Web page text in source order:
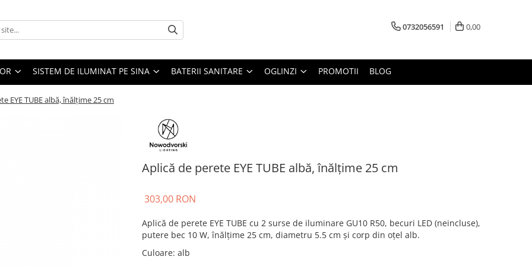
0732056591 0,00
SISTEM DE ILUMINAT PE SINA BATERII SANITARE OGLINZI PROMOTII BLOG
EYE TUBE albă, înălțime 25 cm
Aplică de perete EYE TUBE albă, înălțime 25 cm
303,00 RON
Aplică de perete EYE TUBE cu 2 surse de iluminare GU10 R50, becuri LED (neincluse),
putere bec 10 W, înălțime 25 cm, diametru 5.5 cm și corp din oțel alb.
Culoare: alb